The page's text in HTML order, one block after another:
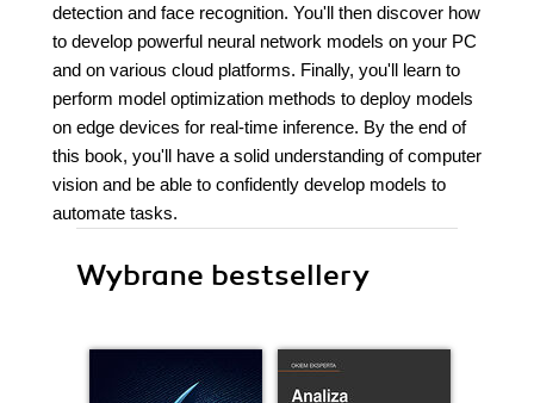
detection and face recognition. You'll then discover how
to develop powerful neural network models on your PC
and on various cloud platforms. Finally, you'll learn to
perform model optimization methods to deploy models
on edge devices for real-time inference. By the end of
this book, you'll have a solid understanding of computer
vision and be able to confidently develop models to
automate tasks.
Wybrane bestsellery